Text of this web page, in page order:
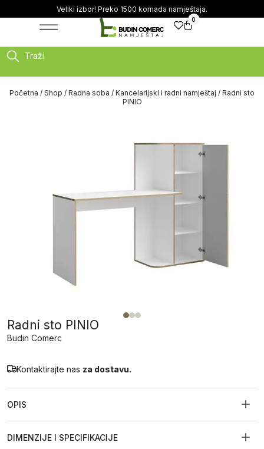
Veliki izbor! Preko 1500 komada namještaja.
0
Traži
Početna / Shop / Radna soba / Kancelarijski i radni namještaj / Radni sto
PINIO
Radni sto PINIO
Budin Comerc
Kontaktirajte nas za dostavu.
OPIS
DIMENZIJE I SPECIFIKACIJE